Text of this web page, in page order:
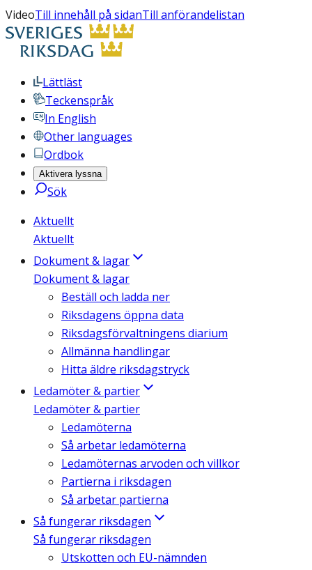
VideoTill innehåll på sidanTill anförandelistan
Lättläst
Teckenspråk
In English
Other languages
Ordbok
Aktivera lyssna
Sök
Aktuellt
Aktuellt
Dokument & lagar
Dokument & lagar
Beställ och ladda ner
Riksdagens öppna data
Riksdagsförvaltningens diarium
Allmänna handlingar
Hitta äldre riksdagstryck
Ledamöter & partier
Ledamöter & partier
Ledamöterna
Så arbetar ledamöterna
Ledamöternas arvoden och villkor
Partierna i riksdagen
Så arbetar partierna
Så fungerar riksdagen
Så fungerar riksdagen
Utskotten och EU-nämnden